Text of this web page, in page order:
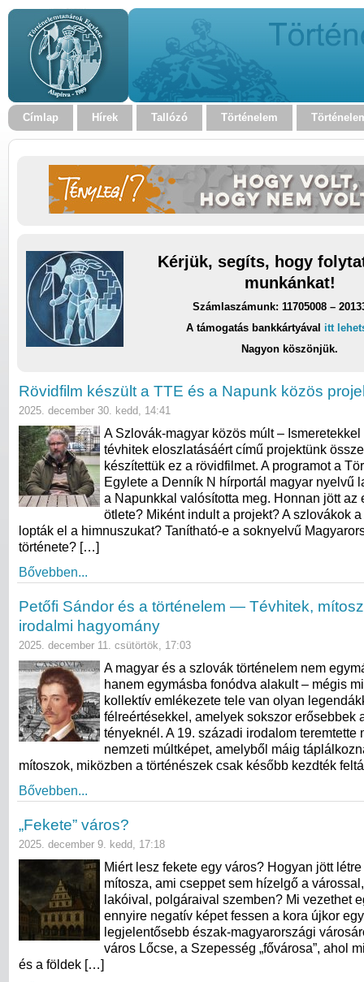
Címlap Hírek Tallózó Történelem
Kérjük, segíts, hogy
munkánkat!
Számlaszámunk: 11705008 –
A támogatás bankkártyával itt
Nagyon köszönjük.
Rövidfilm készült a TTE és a Napunk közös
2025. december 30. kedd, 14:41
A Szlovák-magyar közös múlt –
tévhitek eloszlatásáért című projektünk
készítettük ez a rövidfilmet. A programot a
Egylete a Denník N hírportál magyar nyelvű
a Napunkkal valósította meg. Honnan jött az
ötlete? Miként indult a projekt? A szlovákok
lopták el a himnuszukat? Tanítható-e a soknyelvű
története? […]
Bővebben...
Petőfi Sándor és a történelem — Tévhitek,
irodalmi hagyomány
2025. december 11. csütörtök, 17:03
A magyar és a szlovák történelem nem
hanem egymásba fonódva alakult – mégis
kollektív emlékezete tele van olyan
félreértésekkel, amelyek sokszor erősebbek
tényeknél. A 19. századi irodalom teremtette
nemzeti múltképet, amelyből máig
mítoszok, miközben a történészek csak később kezdték
Bővebben...
„Fekete” város?
2025. december 9. kedd, 17:18
Miért lesz fekete egy város? Hogyan jött létre
mítosza, ami cseppet sem hízelgő a
lakóival, polgáraival szemben? Mi vezethet
ennyire negatív képet fessen a kora újkor
legjelentősebb észak-magyarországi
város Lőcse, a Szepesség „fővárosa”, ahol
és a földek […]